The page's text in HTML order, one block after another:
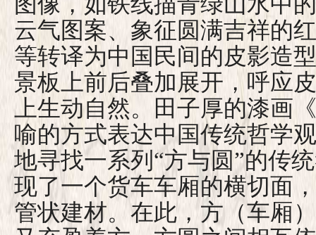
云气图案、象征圆满吉祥的
等转译为中国民间的皮影造
景板上前后叠加展开，呼应
上生动自然。田子厚的漆画
喻的方式表达中国传统哲学
地寻找一系列“方与圆”的传
现了一个货车车厢的横切面
管状建材。在此，方（车厢